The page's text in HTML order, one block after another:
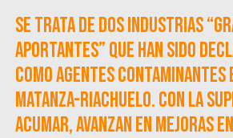
Se trata de dos industrias
aportantes” que han sido
como Agentes Contaminantes
Matanza-Riachuelo. Con la
ACUMAR, avanzan en mejoras